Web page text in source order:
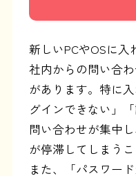
新しいPCやOSに入
社内からの問い合
があります。特に
グインできない」
問い合わせが集中
が停滞してしまうこ
また、「パスワー